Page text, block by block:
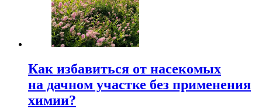
Как избавиться от насекомых
на дачном участке без применения
химии?